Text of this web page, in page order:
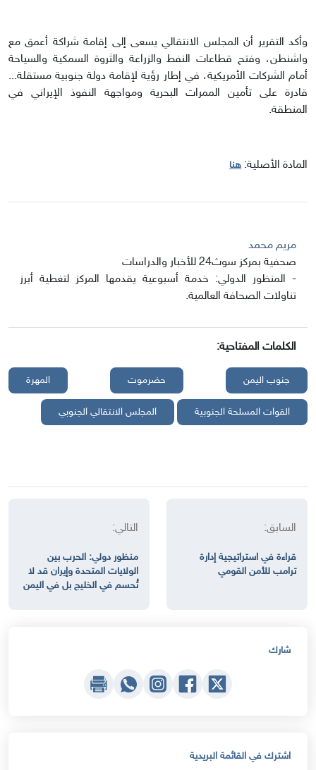
وأكد التقرير أن المجلس الانتقالي يسعى إلى إقامة شراكة أعمق مع
واشنطن، وفتح قطاعات النفط والزراعة والثروة السمكية والسياحة
أمام الشركات الأمريكية، في إطار رؤية لإقامة دولة جنوبية مستقلة...
قادرة على تأمين الممرات البحرية ومواجهة النفوذ الإيراني في
المنطقة.
المادة الأصلية: هنا
مريم محمد
صحفية بمركز سوث24 للأخبار والدراسات
- المنظور الدولي: خدمة أسبوعية يقدمها المركز لتغطية أبرز
تناولات الصحافة العالمية.
الكلمات المفتاحية:
جنوب اليمن حضرموت المهرة
القوات المسلحة الجنوبية المجلس الانتقالي الجنوبي
السابق:
قراءة في استراتيجية إدارة
ترامب للأمن القومي
التالي:
منظور دولي: الحرب بين
الولايات المتحدة وإيران قد لا
تُحسم في الخليج بل في اليمن
شارك
اشترك في القائمة البريدية